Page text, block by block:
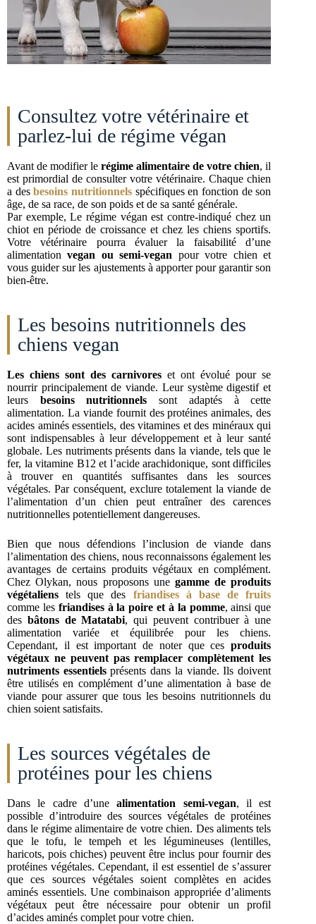
Consultez votre vétérinaire et
parlez-lui de régime végan
Avant de modifier le régime alimentaire de votre chien, il
est primordial de consulter votre vétérinaire. Chaque chien
a desbesoins nutritionnelsspécifiques en fonction de son
âge, de sa race, de son poids et de sa santé générale.
Par exemple, Le régime végan est contre-indiqué chez un
chiot en période de croissance et chez les chiens sportifs.
Votre vétérinaire pourra évaluer la faisabilité d’une
alimentationvegan ou semi-vegan pour votre chien et
vous guider sur les ajustements à apporter pour garantir son
bien-être.
Les besoins nutritionnels des
chiens vegan
Les chiens sont des carnivores et ont évolué pour se
nourrir principalement de viande. Leur système digestif et
leurs besoins nutritionnels sont adaptés à cette
alimentation. La viande fournit des protéines animales, des
acides aminés essentiels, des vitamines et des minéraux qui
sont indispensables à leur développement et à leur santé
globale. Les nutriments présents dans la viande, tels que le
fer, la vitamine B12 et l’acide arachidonique, sont difficiles
à trouver en quantités suffisantes dans les sources
végétales. Par conséquent, exclure totalement la viande de
l’alimentation d’un chien peut entraîner des carences
nutritionnelles potentiellement dangereuses.
Bien que nous défendions l’inclusion de viande dans
l’alimentation des chiens, nous reconnaissons également les
avantages de certains produits végétaux en complément.
Chez Olykan, nous proposons une gamme de produits
végétaliens tels que des friandises à base de fruits
comme les friandises à la poire et à la pomme, ainsi que
des bâtons de Matatabi, qui peuvent contribuer à une
alimentation variée et équilibrée pour les chiens.
Cependant, il est important de noter que cesproduits
végétaux ne peuvent pas remplacer complètement les
nutriments essentielsprésents dans la viande. Ils doivent
être utilisés en complément d’une alimentation à base de
viande pour assurer que tous les besoins nutritionnels du
chien soient satisfaits.
Les sources végétales de
protéines pour les chiens
Dans le cadre d’unealimentation semi-vegan, il est
possible d’introduire des sources végétales de protéines
dans le régime alimentaire de votre chien. Des aliments tels
que le tofu, le tempeh et les légumineuses (lentilles,
haricots, pois chiches) peuvent être inclus pour fournir des
protéines végétales. Cependant, il est essentiel de s’assurer
que ces sources végétales soient complètes en acides
aminés essentiels. Une combinaison appropriée d’aliments
végétaux peut être nécessaire pour obtenir un profil
d’acides aminés complet pour votre chien.